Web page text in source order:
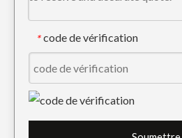
* code de vérification